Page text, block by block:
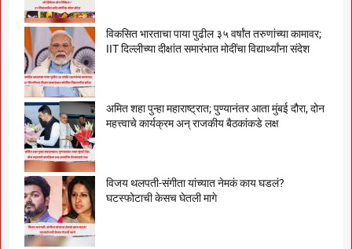
विकसित भारताचा पाया पुढील ३५ वर्षांत तरुणांच्या कामावर;
IIT दिल्लीच्या दीक्षांत समारंभात मोदींचा विद्यार्थ्यांना संदेश
अमित शहा पुन्हा महाराष्ट्रात; पुण्यानंतर आता मुंबई दौरा, दोन
महत्त्वाचे कार्यक्रम अन् राजकीय बैठकांकडे लक्ष
विजय थलपती-संगीता यांच्यात नेमकं काय घडलं?
घटस्फोटाची केसच घेतली मागे